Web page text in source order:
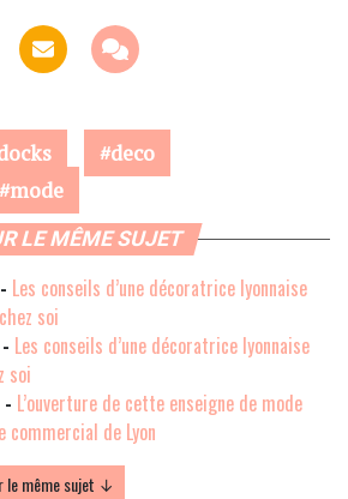
deco
mode
LE MÊME SUJET
Les conseils d’une décoratrice lyonnaise
soi
Les conseils d’une décoratrice lyonnaise
soi
L’ouverture de cette enseigne de mode
de Lyon
le même sujet ↓